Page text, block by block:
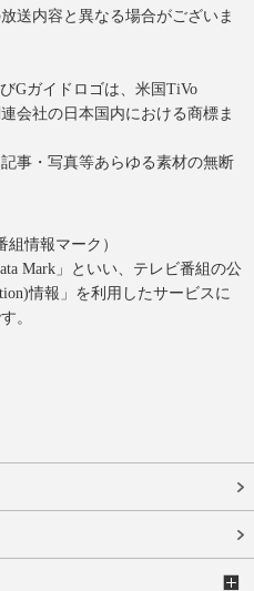
送内容と異なる場合がございま
Gガイドロゴは、米国TiVo
会社の日本国内における商標ま
事・写真等あらゆる素材の無断
組情報マーク）
Mark」といい、テレビ番組の公
情報」を利用したサービスに
。